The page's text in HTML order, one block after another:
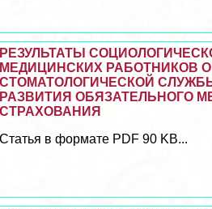
РЕЗУЛЬТАТЫ
МЕДИЦИНСКИХ РАБОТНИКОВ
СТОМАТОЛОГИЧЕСКОЙ
РАЗВИТИЯ ОБЯЗАТЕЛЬНОГО
СТРАХОВАНИЯ
Статья в формате PDF 90 KB...